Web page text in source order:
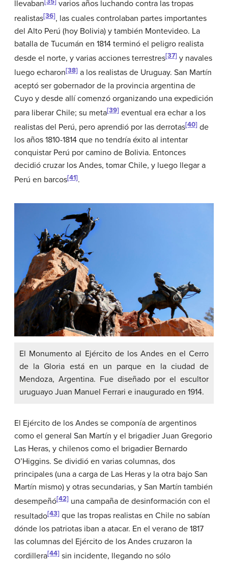
llevaban
varios años luchando contra las tropas
realistas[36], las cuales controlaban partes importantes
del Alto Perú (hoy Bolivia) y también Montevideo. La
batalla de Tucumán en 1814 terminó el peligro realista
desde el norte, y varias acciones terrestres[37] y navales
luego echaron[38] a los realistas de Uruguay. San Martín
aceptó ser gobernador de la provincia argentina de
Cuyo y desde allí comenzó organizando una expedición
para liberar Chile; su meta[39] eventual era echar a los
realistas del Perú, pero aprendió por las derrotas[40] de
los años 1810-1814 que no tendría éxito al intentar
conquistar Perú por camino de Bolivia. Entonces
decidió cruzar los Andes, tomar Chile, y luego llegar a
Perú en barcos[41].
El Monumento al Ejército de los Andes en el Cerro
de la Gloria está en un parque en la ciudad de
Mendoza, Argentina. Fue diseñado por el escultor
uruguayo Juan Manuel Ferrari e inaugurado en 1914.
El Ejército de los Andes se componía de argentinos
como el general San Martín y el brigadier Juan Gregorio
Las Heras, y chilenos como el brigadier Bernardo
O’Higgins. Se dividió en varias columnas, dos
principales (una a carga de Las Heras y la otra bajo San
Martín mismo) y otras secundarias, y San Martín también
desempeñó[42] una campaña de desinformación con el
resultado[43] que las tropas realistas en Chile no sabían
dónde los patriotas iban a atacar. En el verano de 1817
las columnas del Ejército de los Andes cruzaron la
cordillera[44] sin incidente, llegando no sólo